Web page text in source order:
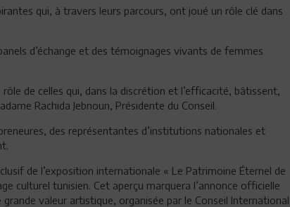
qui, à travers leurs parcours, ont joué un rôle clé dans
d’échange et des témoignages vivants de femmes
de celles qui, dans la discrétion et l’efficacité, bâtissent,
Rachida Jebnoun, Présidente du Conseil.
des représentantes d’institutions nationales et
de l’exposition internationale « Le Patrimoine Éternel de
culturel tunisien. Cet aperçu marquera l’annonce officielle
valeur artistique, organisée par le Conseil International